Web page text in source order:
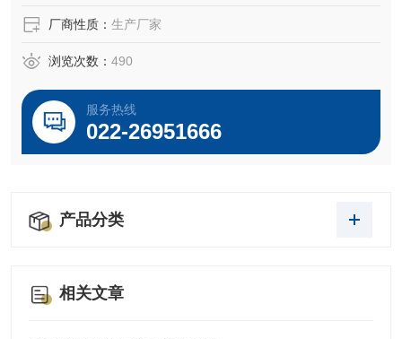
厂商性质： 生产厂家
浏览次数： 490
服务热线
022-26951666
产品分类
相关文章